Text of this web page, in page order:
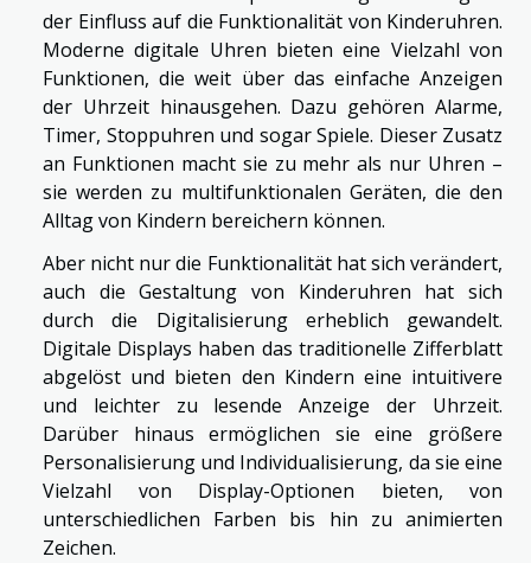
der Einfluss auf die Funktionalität von Kinderuhren.
Moderne digitale Uhren bieten eine Vielzahl von
Funktionen, die weit über das einfache Anzeigen
der Uhrzeit hinausgehen. Dazu gehören Alarme,
Timer, Stoppuhren und sogar Spiele. Dieser Zusatz
an Funktionen macht sie zu mehr als nur Uhren –
sie werden zu multifunktionalen Geräten, die den
Alltag von Kindern bereichern können.
Aber nicht nur die Funktionalität hat sich verändert,
auch die Gestaltung von Kinderuhren hat sich
durch die Digitalisierung erheblich gewandelt.
Digitale Displays haben das traditionelle Zifferblatt
abgelöst und bieten den Kindern eine intuitivere
und leichter zu lesende Anzeige der Uhrzeit.
Darüber hinaus ermöglichen sie eine größere
Personalisierung und Individualisierung, da sie eine
Vielzahl von Display-Optionen bieten, von
unterschiedlichen Farben bis hin zu animierten
Zeichen.